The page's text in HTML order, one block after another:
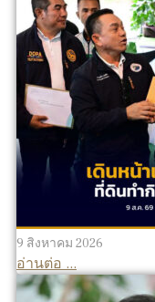
9 สิงหาคม 2026
อ่านต่อ ...